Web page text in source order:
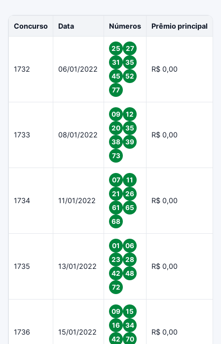
Concurso Data Números Prêmio principal
1732 06/01/2022
25
27
31
35
45
52
77
R$ 0,00
1733 08/01/2022
09
12
20
35
38
39
73
R$ 0,00
1734 11/01/2022
07
11
21
26
61
65
68
R$ 0,00
1735 13/01/2022
01
06
23
28
42
48
72
R$ 0,00
1736 15/01/2022
09
15
16
34
42
70
R$ 0,00